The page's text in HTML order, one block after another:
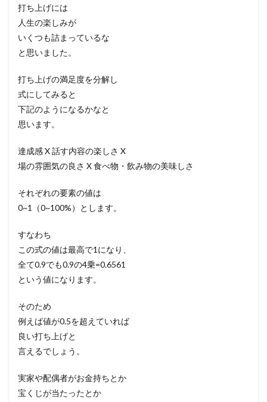
打ち上げには
人生の楽しみが
いくつも詰まっているな
と思いました。
打ち上げの満足度を分解し
式にしてみると
下記のようになるかなと
思います。
達成感 X 話す内容の楽しさ X
場の雰囲気の良さ X 食べ物・飲み物の美味しさ
それぞれの要素の値は
0~1（0~100%）とします。
すなわち
この式の値は最高で1になり、
全て0.9でも0.9の4乗=0.6561
という値になります。
そのため
例えば値が0.5を超えていれば
良い打ち上げと
言えるでしょう。
実家や配偶者がお金持ちとか
宝くじが当たったとか